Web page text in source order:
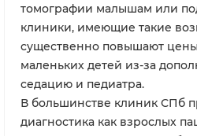
томографии малышам или
клиники, имеющие такие
существенно повышают
маленьких детей из-за
седацию и педиатра.
В большинстве клиник СПб
диагностика как взрослых